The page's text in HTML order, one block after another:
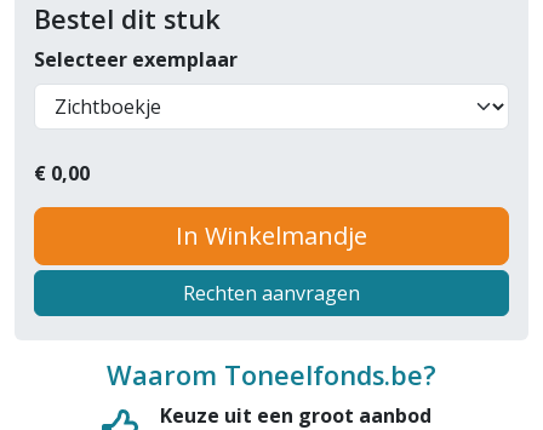
Bestel dit stuk
Selecteer exemplaar
€ 0,00
In Winkelmandje
Rechten aanvragen
Waarom Toneelfonds.be?
Keuze uit een groot aanbod